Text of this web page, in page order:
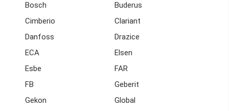
Bosch
Buderus
Cimberio
Clariant
Danfoss
Drazice
ECA
Elsen
Esbe
FAR
FB
Geberit
Gekon
Global